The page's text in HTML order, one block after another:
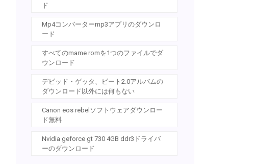
ド
Mp4コンバーターmp3アプリのダウンロ
ード
すべてのmame romを1つのファイルでダ
ウンロード
デビッド・ゲッタ、ビート2.0アルバムの
ダウンロード以外には何もない
Canon eos rebelソフトウェアダウンロー
ド無料
Nvidia geforce gt 730 4GB ddr3ドライバ
ーのダウンロード